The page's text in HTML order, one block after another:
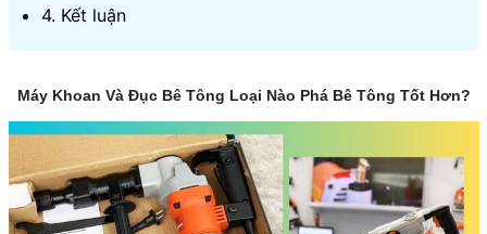
4. Kết luận
Máy Khoan Và Đục Bê Tông Loại Nào Phá Bê Tông Tốt Hơn?